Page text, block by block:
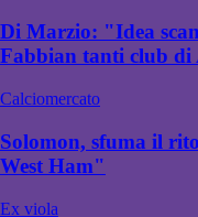
Di Marzio: "Idea
Fabbian tanti club di
Calciomercato
Solomon, sfuma il
West Ham"
Ex viola